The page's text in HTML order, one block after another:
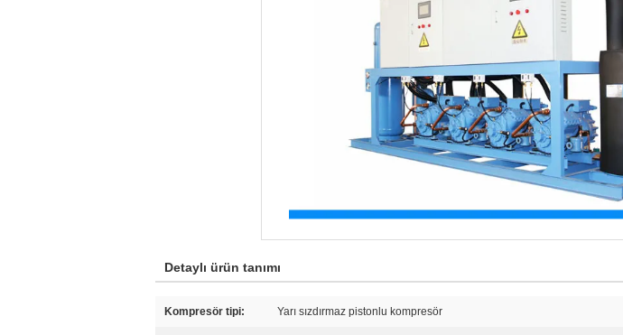
Detaylı ürün tanımı
Kompresör tipi: Yarı sızdırmaz pistonlu kompresör